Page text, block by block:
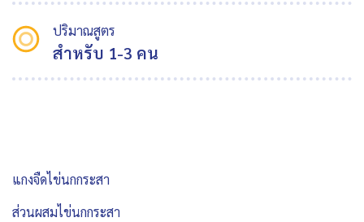
ปริมาณสูตร
สำหรับ 1-3 คน
แกงจืดไข่นกกระสา
ส่วนผสมไข่นกกระสา